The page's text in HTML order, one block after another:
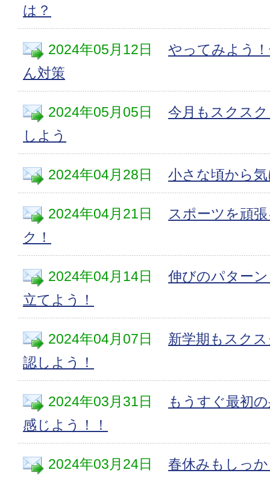
は？
2024年05月12日
やってみよう
ん対策
2024年05月05日
今月もスクス
しよう
2024年04月28日 小さな頃から
2024年04月21日
スポーツを頑
ク！
2024年04月14日
伸びのパター
立てよう！
2024年04月07日
新学期もスク
認しよう！
2024年03月31日
もうすぐ最初
感じよう！！
2024年03月24日 春休みもしっ